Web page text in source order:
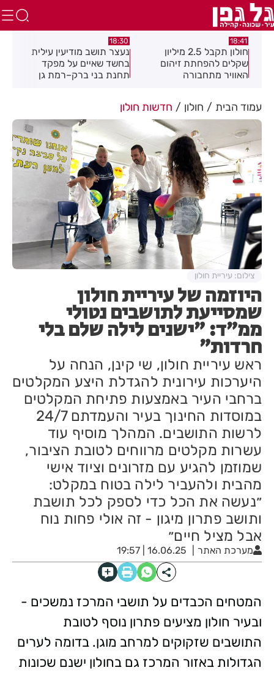
18:30
נעצר תושב מודיעין עילית
בחשד שאיים על מפקד
תחנת בני ברק–רמת גן
17:49
מקהלה אחת לכולם בראשון
לציון
עמוד הבית חולון חדשות חולון
היוזמה של עיריית חולון
שמסייעת לתושבים נטולי
ממ״ד: ״ישנים לילה שלם בלי
חרדות״
ראש עיריית חולון, שי קינן, הנחה על
היערכות עירונית להגדלת היצע המקלטים
ברחבי העיר באמצעות פתיחת המקלטים
במוסדות החינוך בעיר והעמדתם 24/7
לרשות התושבים. המהלך מוסיף עוד
עשרות מקלטים מרווחים לטובת הציבור,
שמוזמן להגיע עם מזרונים וציוד אישי
מהבית ולהעביר לילה בטוח במקלט:
״נעשה את הכל כדי לספק לכל תושבת
ותושב פתרון מיגון - זה אולי פחות נוח
אבל מציל חיים״
מערכת האתר 16.06.25 | 19:57
צילום: עיריית חולון
המטחים הכבדים על תושבי המרכז נמשכים -
ובעיר חולון מציעים פתרון נוסף לטובת
התושבים שזקוקים למרחב מוגן. בדומה לערים
הגדולות באזור המרכז גם בחולון ישנם שכונות